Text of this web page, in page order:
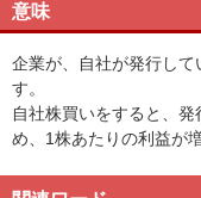
意味
企業が、自社が発行し
す。
自社株買いをすると、
め、1株あたりの利益が